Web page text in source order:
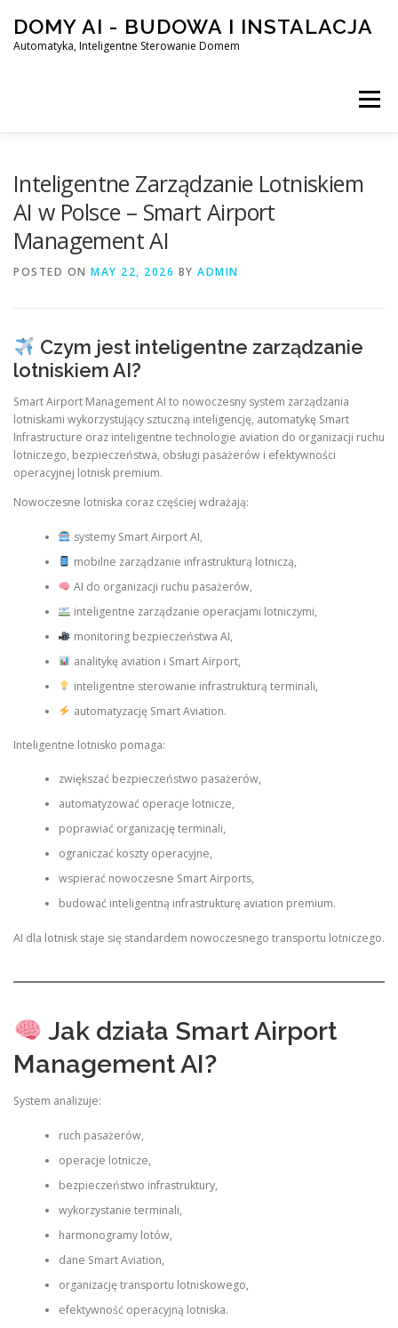
content
DOMY AI - BUDOWA I INSTALACJA
Automatyka, Inteligentne Sterowanie Domem
Menu
SMART DOM AI – AUTOMATYKA, INTELIGENTNE
Inteligentne Zarządzanie Lotniskiem
AI w Polsce – Smart Airport
Management AI
POSTED ON MAY 22, 2026 BY ADMIN
Czym jest inteligentne zarządzanie
lotniskiem AI?
Smart Airport Management AI to nowoczesny system zarządzania
lotniskami wykorzystujący sztuczną inteligencję, automatykę Smart
Infrastructure oraz inteligentne technologie aviation do organizacji ruchu
lotniczego, bezpieczeństwa, obsługi pasażerów i efektywności
operacyjnej lotnisk premium.
Nowoczesne lotniska coraz częściej wdrażają:
systemy Smart Airport AI,
mobilne zarządzanie infrastrukturą lotniczą,
AI do organizacji ruchu pasażerów,
inteligentne zarządzanie operacjami lotniczymi,
monitoring bezpieczeństwa AI,
analitykę aviation i Smart Airport,
inteligentne sterowanie infrastrukturą terminali,
automatyzację Smart Aviation.
Inteligentne lotnisko pomaga:
zwiększać bezpieczeństwo pasażerów,
automatyzować operacje lotnicze,
poprawiać organizację terminali,
ograniczać koszty operacyjne,
wspierać nowoczesne Smart Airports,
budować inteligentną infrastrukturę aviation premium.
AI dla lotnisk staje się standardem nowoczesnego transportu lotniczego.
Jak działa Smart Airport
Management AI?
System analizuje:
ruch pasażerów,
operacje lotnicze,
bezpieczeństwo infrastruktury,
wykorzystanie terminali,
harmonogramy lotów,
dane Smart Aviation,
organizację transportu lotniskowego,
efektywność operacyjną lotniska.